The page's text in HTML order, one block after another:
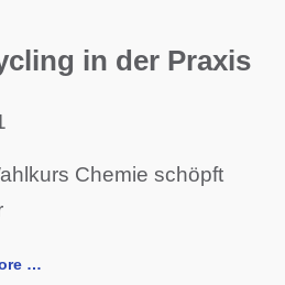
in der Praxis
Chemie schöpft
…